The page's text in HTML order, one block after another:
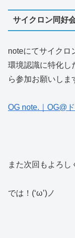
サイクロン同好
noteにてサイクロ
環境認識に特化し
ら参加お願いしま
OG note.｜OG@
また次回もよろし
では！(‘ω’)ノ